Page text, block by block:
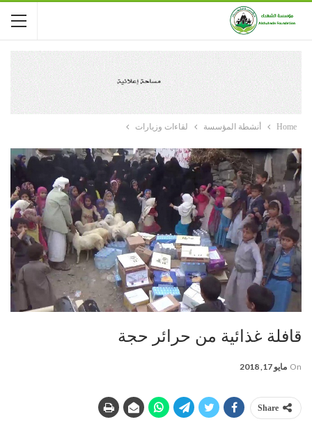
Home أنشطة المؤسسة لقاءات وزيارات
قافلة غذائية من حرائر حجة
On مايو 17, 2018
Share